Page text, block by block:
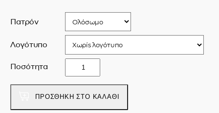
:
7
ί
α
ι
Πατρόν
Λογότυπο
Ποσότητα
h
e
d
e
ΠΡΟΣΘΉΚΗ ΣΤΟ ΚΑΛΆΘΙ